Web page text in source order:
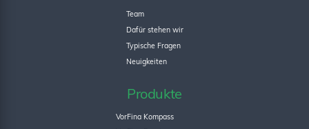
Team
Dafür stehen wir
Typische Fragen
Neuigkeiten
Produkte
VorFina Kompass